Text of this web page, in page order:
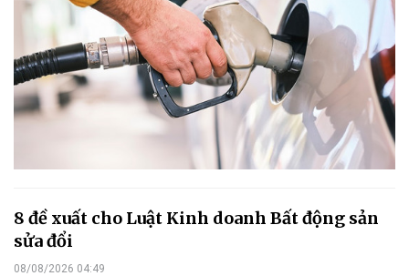
8 đề xuất cho Luật Kinh doanh Bất động sản
sửa đổi
08/08/2026 04:49